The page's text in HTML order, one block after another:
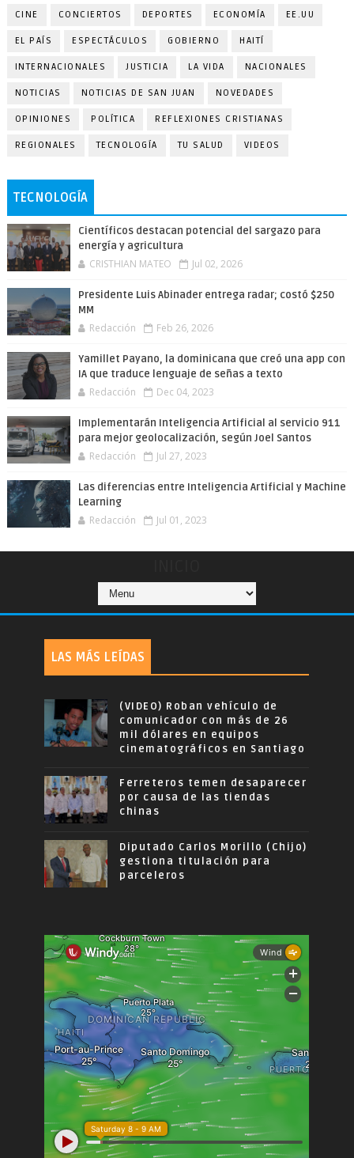
CINE CONCIERTOS DEPORTES ECONOMÍA EE.UU
EL PAÍS ESPECTÁCULOS GOBIERNO HAITÍ
INTERNACIONALES JUSTICIA LA VIDA NACIONALES
NOTICIAS NOTICIAS DE SAN JUAN NOVEDADES
OPINIONES POLÍTICA REFLEXIONES CRISTIANAS
REGIONALES TECNOLOGÍA TU SALUD VIDEOS
TECNOLOGÍA
Científicos destacan potencial del sargazo para
energía y agricultura
CRISTHIAN MATEO Jul 02, 2026
Presidente Luis Abinader entrega radar; costó $250
MM
Redacción Feb 26, 2026
Yamillet Payano, la dominicana que creó una app con
IA que traduce lenguaje de señas a texto
Redacción Dec 04, 2023
Implementarán Inteligencia Artificial al servicio 911
para mejor geolocalización, según Joel Santos
Redacción Jul 27, 2023
Las diferencias entre Inteligencia Artificial y Machine
Learning
Redacción Jul 01, 2023
LAS MÁS LEÍDAS
(VIDEO) Roban vehículo de
comunicador con más de 26
mil dólares en equipos
cinematográficos en Santiago
Ferreteros temen desaparecer
por causa de las tiendas
chinas
Diputado Carlos Morillo (Chijo)
gestiona titulación para
parceleros